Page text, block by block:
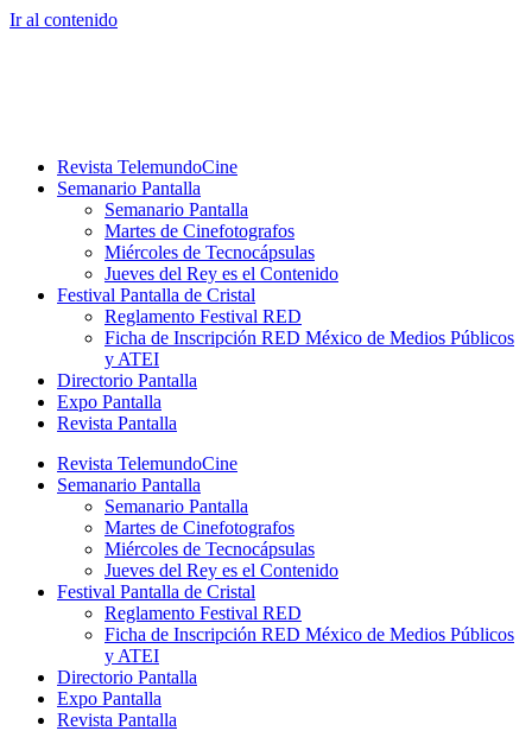
Ir al contenido
Revista TelemundoCine
Semanario Pantalla
Semanario Pantalla
Martes de Cinefotografos
Miércoles de Tecnocápsulas
Jueves del Rey es el Contenido
Festival Pantalla de Cristal
Reglamento Festival RED
Ficha de Inscripción RED México de Medios Públicos
y ATEI
Directorio Pantalla
Expo Pantalla
Revista Pantalla
Revista TelemundoCine
Semanario Pantalla
Semanario Pantalla
Martes de Cinefotografos
Miércoles de Tecnocápsulas
Jueves del Rey es el Contenido
Festival Pantalla de Cristal
Reglamento Festival RED
Ficha de Inscripción RED México de Medios Públicos
y ATEI
Directorio Pantalla
Expo Pantalla
Revista Pantalla